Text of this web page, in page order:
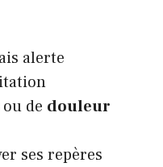
alerte
ou de douleur
ses repères